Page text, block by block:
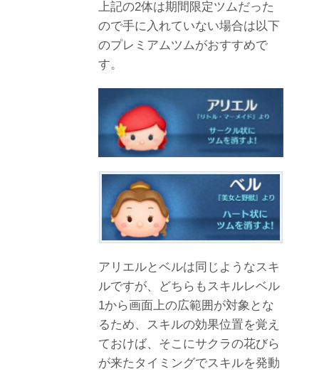
上記の2体は期間限定ツムだった
ので手に入れていない場合は以下
のプレミアムツムがおすすめで
す。
アリエルとベルは同じようなスキ
ルですが、どちらもスキルレベル
1から画面上の広範囲が対象とな
るため、スキルの効果位置を覚え
ておけば、そこにサクラの花びら
が来たタイミングでスキルを発動